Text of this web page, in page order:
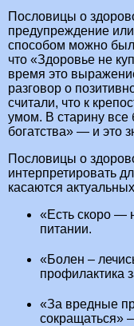
Пословицы о
предупреждение
способом можно
что «Здоровье не
время это
разговор о
считали, что к
умом. В старину
богатства» — и это
Пословицы о
интерпретировать
касаются
«Есть скоро —
питании.
«Болен –
профилактика
«За вредные
сокращаться»